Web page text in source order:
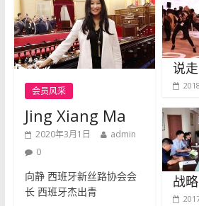
会员风采
Jing Xiang Ma
2020年3月1日
admin
0
向静 西班牙新丝路协会会
长 西班牙杰出青
说
战